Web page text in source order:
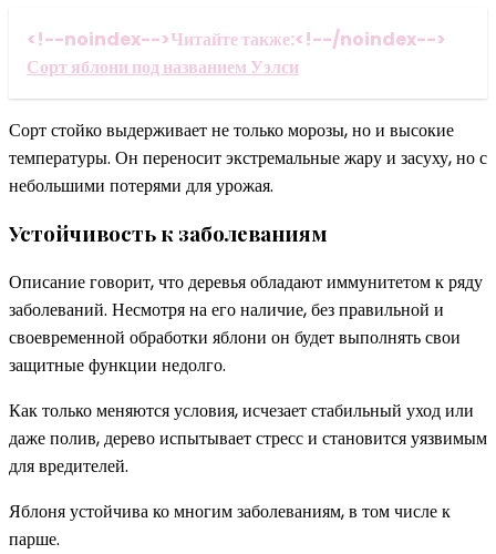
<!--noindex-->Читайте также:<!--/noindex-->
Сорт яблони под названием Уэлси
Сорт стойко выдерживает не только морозы, но и высокие
температуры. Он переносит экстремальные жару и засуху, но с
небольшими потерями для урожая.
Устойчивость к заболеваниям
Описание говорит, что деревья обладают иммунитетом к ряду
заболеваний. Несмотря на его наличие, без правильной и
своевременной обработки яблони он будет выполнять свои
защитные функции недолго.
Как только меняются условия, исчезает стабильный уход или
даже полив, дерево испытывает стресс и становится уязвимым
для вредителей.
Яблоня устойчива ко многим заболеваниям, в том числе к
парше.